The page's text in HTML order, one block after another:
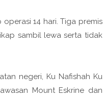
14 hari. Tiga premis
sambil lewa serta tidak
negeri, Ku Nafishah Ku
Mount Eskrine dan